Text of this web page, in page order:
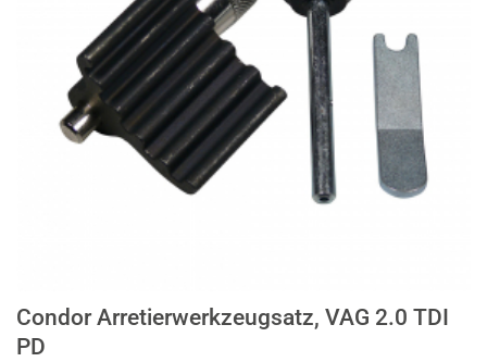
Condor Arretierwerkzeugsatz, VAG 2.0 TDI
PD